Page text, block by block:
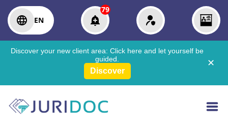
EN
79
Discover your new client area: Click here and let yourself be
guided.
Discover
✕